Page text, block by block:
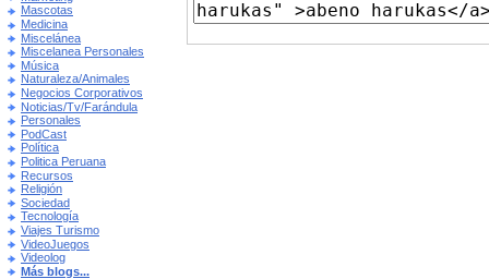
Mascotas
Medicina
Miscelánea
Miscelanea Personales
Música
Naturaleza/Animales
Negocios Corporativos
Noticias/Tv/Farándula
Personales
PodCast
Política
Politica Peruana
Recursos
Religión
Sociedad
Tecnología
Viajes Turismo
VideoJuegos
Videolog
Más blogs...